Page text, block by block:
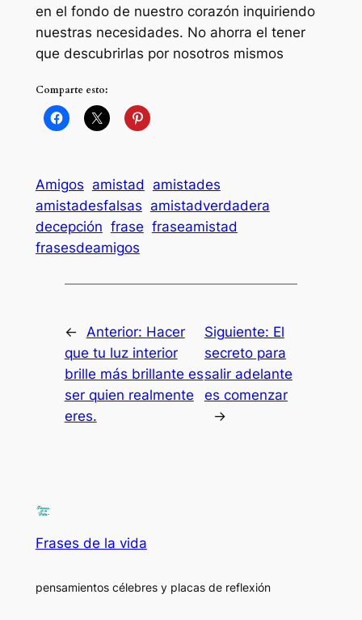
en el fondo de nuestro corazón inquiriendo
nuestras necesidades. No ahorra el tener
que descubrirlas por nosotros mismos
Comparte esto:
Amigos amistad
amistades
amistadesfalsas amistadverdadera
decepción frase fraseamistad
frasesdeamigos
← Anterior: Hacer
que tu luz interior
brille más brillante es
ser quien realmente
eres.
Siguiente: El
secreto para
salir adelante
es comenzar
→
Frases de la vida
pensamientos célebres y placas de reflexión